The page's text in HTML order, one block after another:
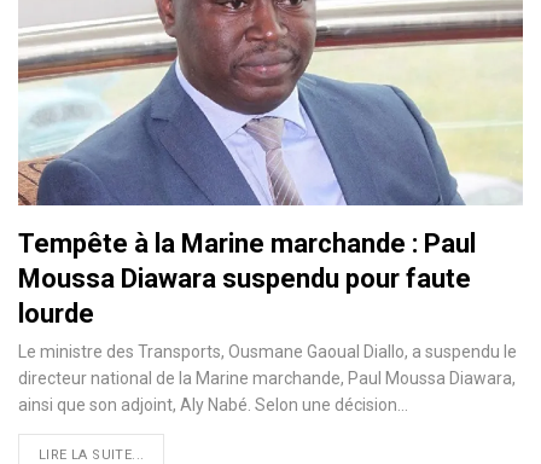
Tempête à la Marine marchande : Paul
Moussa Diawara suspendu pour faute
lourde
Le ministre des Transports, Ousmane Gaoual Diallo, a suspendu le
directeur national de la Marine marchande, Paul Moussa Diawara,
ainsi que son adjoint, Aly Nabé. Selon une décision…
LIRE LA SUITE...